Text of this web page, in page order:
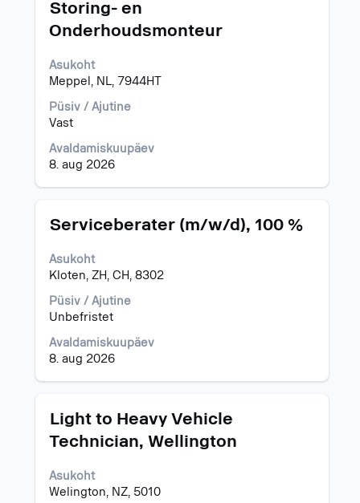
Ametinimetus
Storing- en
Onderhoudsmonteur
Asukoht
Meppel, NL, 7944HT
Püsiv / Ajutine
Vast
Avaldamiskuupäev
8. aug 2026
Töö
täieliku
kuvamiseks
valige
tühikuklahviga.
Ametinimetus
Serviceberater (m/w/d), 100 %
Asukoht
Kloten, ZH, CH, 8302
Püsiv / Ajutine
Unbefristet
Avaldamiskuupäev
8. aug 2026
Töö
täieliku
sisu
kuvamiseks
valige
tühikuklahviga.
Ametinimetus
Light to Heavy Vehicle
Technician, Wellington
Asukoht
Welington, NZ, 5010
Töö
teabe
täieliku
kuvamiseks
valige